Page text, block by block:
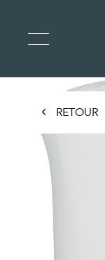
RETOUR